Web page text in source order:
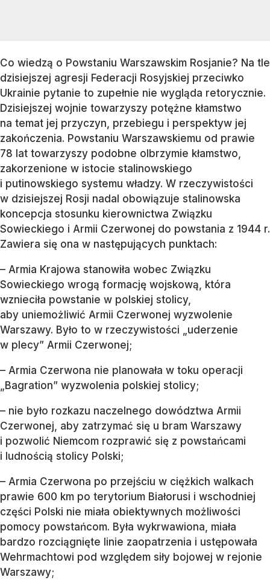
Co wiedzą o Powstaniu Warszawskim Rosjanie? Na tle
dzisiejszej agresji Federacji Rosyjskiej przeciwko
Ukrainie pytanie to zupełnie nie wygląda retorycznie.
Dzisiejszej wojnie towarzyszy potężne kłamstwo
na temat jej przyczyn, przebiegu i perspektyw jej
zakończenia. Powstaniu Warszawskiemu od prawie
78 lat towarzyszy podobne olbrzymie kłamstwo,
zakorzenione w istocie stalinowskiego
i putinowskiego systemu władzy. W rzeczywistości
w dzisiejszej Rosji nadal obowiązuje stalinowska
koncepcja stosunku kierownictwa Związku
Sowieckiego i Armii Czerwonej do powstania z 1944 r.
Zawiera się ona w następujących punktach:
– Armia Krajowa stanowiła wobec Związku
Sowieckiego wrogą formację wojskową, która
wznieciła powstanie w polskiej stolicy,
aby uniemożliwić Armii Czerwonej wyzwolenie
Warszawy. Było to w rzeczywistości „uderzenie
w plecy” Armii Czerwonej;
– Armia Czerwona nie planowała w toku operacji
„Bagration” wyzwolenia polskiej stolicy;
– nie było rozkazu naczelnego dowództwa Armii
Czerwonej, aby zatrzymać się u bram Warszawy
i pozwolić Niemcom rozprawić się z powstańcami
i ludnością stolicy Polski;
– Armia Czerwona po przejściu w ciężkich walkach
prawie 600 km po terytorium Białorusi i wschodniej
części Polski nie miała obiektywnych możliwości
pomocy powstańcom. Była wykrwawiona, miała
bardzo rozciągnięte linie zaopatrzenia i ustępowała
Wehrmachtowi pod względem siły bojowej w rejonie
Warszawy;